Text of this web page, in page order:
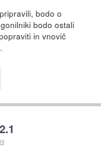
bodo o
bodo ostali
in vnovič